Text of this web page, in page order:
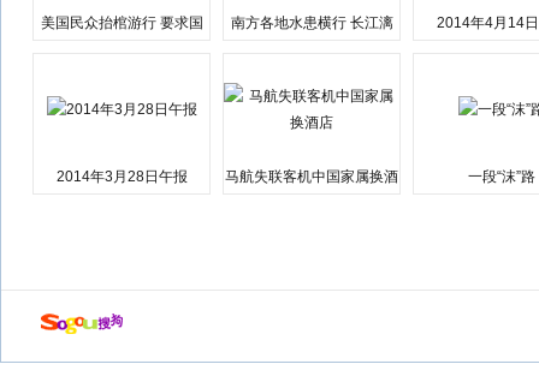
美国民众抬棺游行 要求国
南方各地水患横行 长江漓
2014年4月14
2014年3月28日午报
马航失联客机中国家属换酒
一段“沫”路